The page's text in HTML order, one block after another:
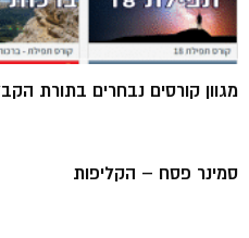
מגוון קורסים נבחרים בתורת
סמינר פסח – הקליפות